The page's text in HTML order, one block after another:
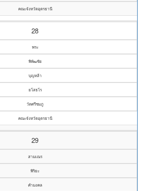
คณะจังหวัดอุดรธานี
28
พระ
พิพัฒชัย
บุญหล้า
ยโสธโร
วัดศรีชมภู
คณะจังหวัดอุดรธานี
29
สามเณร
พิริยะ
คำมงคล